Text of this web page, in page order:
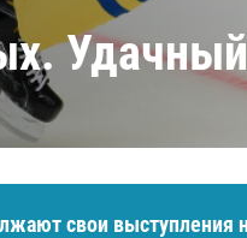
свои выступления